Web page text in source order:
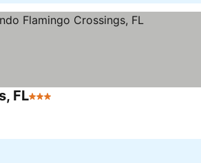
FL3 Stjärnor